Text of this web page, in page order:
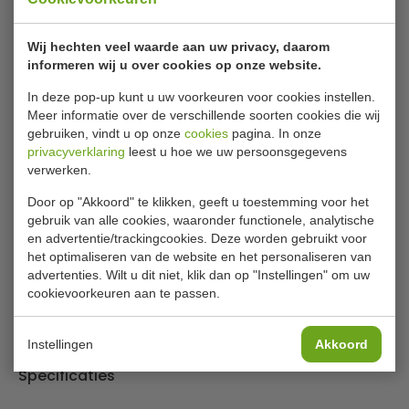
Wij hechten veel waarde aan uw privacy, daarom
informeren wij u over cookies op onze website.
In deze pop-up kunt u uw voorkeuren voor cookies instellen.
Meer informatie over de verschillende soorten cookies die wij
gebruiken, vindt u op onze cookies pagina. In onze
privacyverklaring leest u hoe we uw persoonsgegevens
verwerken.
Door op "Akkoord" te klikken, geeft u toestemming voor het
gebruik van alle cookies, waaronder functionele, analytische
en advertentie/trackingcookies. Deze worden gebruikt voor
het optimaliseren van de website en het personaliseren van
advertenties. Wilt u dit niet, klik dan op "Instellingen" om uw
cookievoorkeuren aan te passen.
Instellingen Akkoord
âœ“ Gratis verzending âœ“ 24 uur levering âœ“ Laagste
prijsgarantie
Brema CB 955 HC RVS luchtgekoelde
ijsblokjesmachine
Speciaal geschikt voor café, restaurant, clubs, hotels etc.
Prijs en kwaliteit
Een Brema ijsblokjesmachine is van Italiaanse topkwaliteit
en word dan ook voornamelijk door de echte
continuïteit, bedrijfszekerheid en lange levensduur voor
een zo laagst mogelijke prijs.
IJsblokje
Specificaties